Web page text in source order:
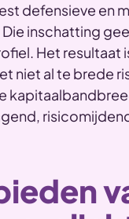
defensieve en
inschatting
Het resultaat
niet al te brede